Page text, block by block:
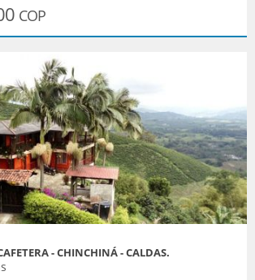
COP
- CHINCHINÁ - CALDAS.